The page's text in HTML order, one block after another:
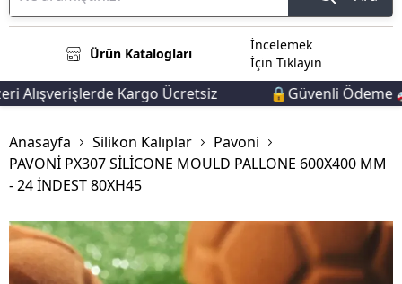
Ürün Katalogları
İncelemek
İçin Tıklayın
Alışverişlerde Kargo Ücretsiz 🔒Güvenli Ödeme
Anasayfa Silikon Kalıplar
Pavoni
PAVONİ PX307 SİLİCONE MOULD PALLONE 600X400 MM
- 24 İNDEST 80XH45